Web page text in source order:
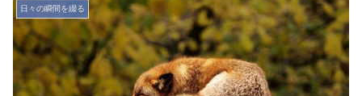
日々の瞬間を綴る